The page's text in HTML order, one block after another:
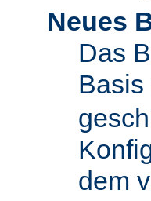
Neues
Das
Basis
dem